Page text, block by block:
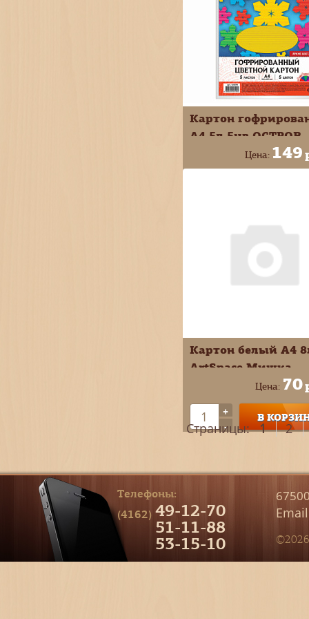
Картон
А4 5л 5цв ОСТРОВ
СОКРОВИЩ в п/п
129294
Цена: 149
Картон белый А4
ArtSpace Мишка
немелованный в
Нкн8б_28642
Цена: 70
+
-
В
Страницы: 1 2
Телефоны:
(4162) 49-12-70
51-11-88
53-15-10